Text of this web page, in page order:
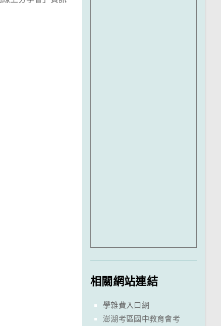
相關網站連結
學雜費入口網
澎湖考區國中教育會考